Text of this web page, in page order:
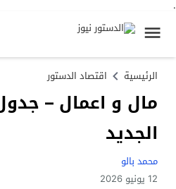
.
الرئيسية اقتصاد الدستور
مال و اعمال –
الجديد
محمد بالو
12 يونيو 2026